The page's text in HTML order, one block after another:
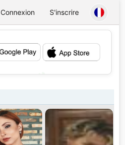
Connexion S'inscrire